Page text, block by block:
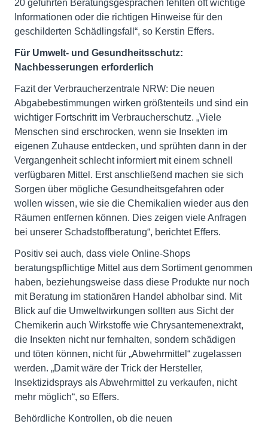
20 geführten Beratungsgesprächen fehlten oft wichtige
Informationen oder die richtigen Hinweise für den
geschilderten Schädlingsfall“, so Kerstin Effers.
Für Umwelt- und Gesundheitsschutz:
Nachbesserungen erforderlich
Fazit der Verbraucherzentrale NRW: Die neuen
Abgabebestimmungen wirken größtenteils und sind ein
wichtiger Fortschritt im Verbraucherschutz. „Viele
Menschen sind erschrocken, wenn sie Insekten im
eigenen Zuhause entdecken, und sprühten dann in der
Vergangenheit schlecht informiert mit einem schnell
verfügbaren Mittel. Erst anschließend machen sie sich
Sorgen über mögliche Gesundheitsgefahren oder
wollen wissen, wie sie die Chemikalien wieder aus den
Räumen entfernen können. Dies zeigen viele Anfragen
bei unserer Schadstoffberatung“, berichtet Effers.
Positiv sei auch, dass viele Online-Shops
beratungspflichtige Mittel aus dem Sortiment genommen
haben, beziehungsweise dass diese Produkte nur noch
mit Beratung im stationären Handel abholbar sind. Mit
Blick auf die Umweltwirkungen sollten aus Sicht der
Chemikerin auch Wirkstoffe wie Chrysantemenextrakt,
die Insekten nicht nur fernhalten, sondern schädigen
und töten können, nicht für „Abwehrmittel“ zugelassen
werden. „Damit wäre der Trick der Hersteller,
Insektizidsprays als Abwehrmittel zu verkaufen, nicht
mehr möglich“, so Effers.
Behördliche Kontrollen, ob die neuen